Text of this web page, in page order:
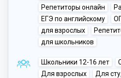
Репетиторы онлайн
ЕГЭ по английскому
для взрослых
для школьников
Школьники 12-16 лет
Для взрослых
Для